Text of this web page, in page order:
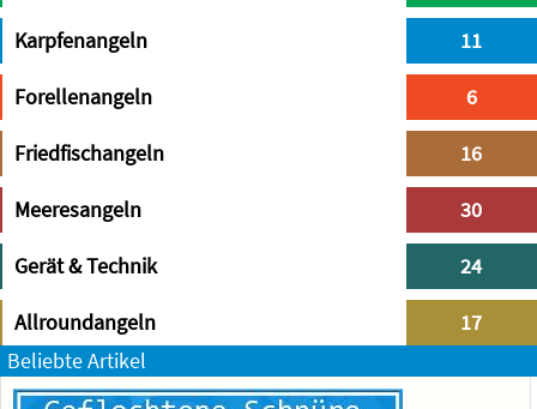
Karpfenangeln 11
Forellenangeln 6
Friedfischangeln 16
Meeresangeln 30
Gerät & Technik 24
Allroundangeln
17
Beliebte Artikel